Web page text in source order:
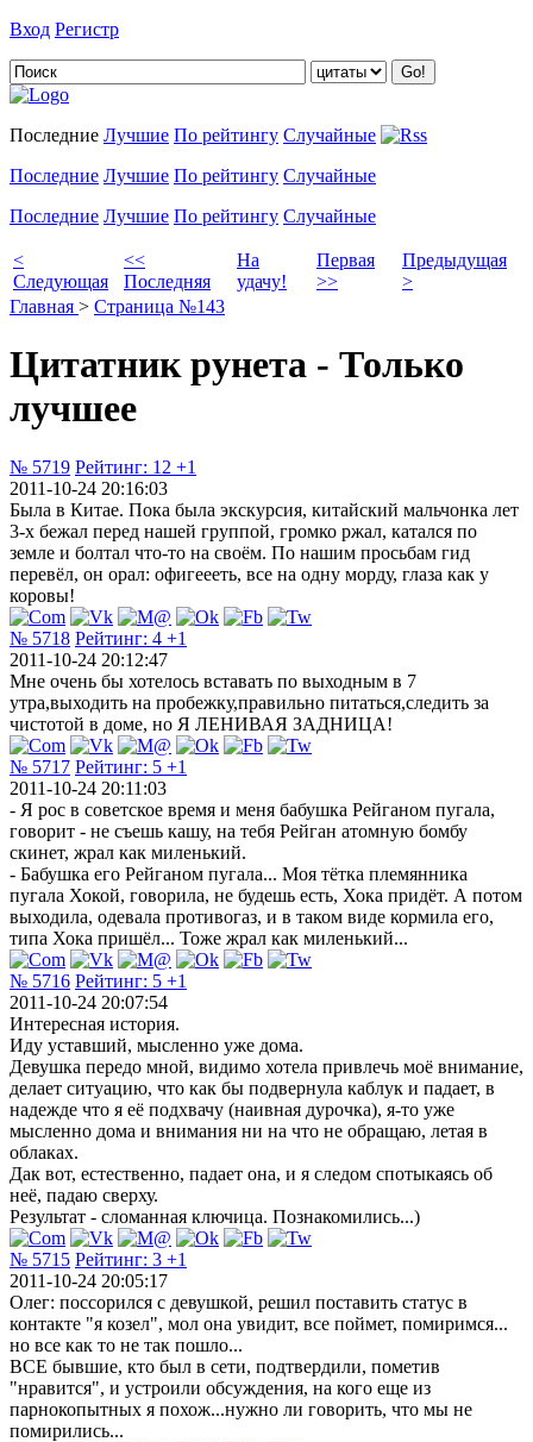
Вход Регистр
Последние Лучшие По рейтингу Случайные
Последние Лучшие По рейтингу Случайные
Последние Лучшие По рейтингу Случайные
<
Следующая
<<
Последняя
На
удачу!
Первая
>>
Предыдущая
>
Главная > Страница №143
Цитатник рунета - Только
лучшее
№ 5719 Рейтинг: 12 +1
2011-10-24 20:16:03
Была в Китае. Пока была экскурсия, китайский мальчонка лет
3-х бежал перед нашей группой, громко ржал, катался по
земле и болтал что-то на своём. По нашим просьбам гид
перевёл, он орал: офигеееть, все на одну морду, глаза как у
коровы!
№ 5718 Рейтинг: 4 +1
2011-10-24 20:12:47
Мне очень бы хотелось вставать по выходным в 7
утра,выходить на пробежку,правильно питаться,следить за
чистотой в доме, но Я ЛЕНИВАЯ ЗАДНИЦА!
№ 5717 Рейтинг: 5 +1
2011-10-24 20:11:03
- Я рос в советское время и меня бабушка Рейганом пугала,
говорит - не съешь кашу, на тебя Рейган атомную бомбу
скинет, жрал как миленький.
- Бабушка его Рейганом пугала... Моя тётка племянника
пугала Хокой, говорила, не будешь есть, Хока придёт. А потом
выходила, одевала противогаз, и в таком виде кормила его,
типа Хока пришёл... Тоже жрал как миленький...
№ 5716 Рейтинг: 5 +1
2011-10-24 20:07:54
Интересная история.
Иду уставший, мысленно уже дома.
Девушка передо мной, видимо хотела привлечь моё внимание,
делает ситуацию, что как бы подвернула каблук и падает, в
надежде что я её подхвачу (наивная дурочка), я-то уже
мысленно дома и внимания ни на что не обращаю, летая в
облаках.
Дак вот, естественно, падает она, и я следом спотыкаясь об
неё, падаю сверху.
Результат - сломанная ключица. Познакомились...)
№ 5715 Рейтинг: 3 +1
2011-10-24 20:05:17
Олег: поссорился с девушкой, решил поставить статус в
контакте "я козел", мол она увидит, все поймет, помиримся...
но все как то не так пошло...
ВСЕ бывшие, кто был в сети, подтвердили, пометив
"нравится", и устроили обсуждения, на кого еще из
парнокопытных я похож...нужно ли говорить, что мы не
помирились...